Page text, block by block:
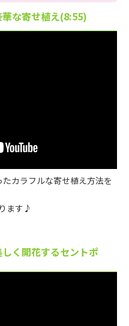
な寄せ植え(8:55)
カラフルな寄せ植え方法を
ます♪
く開花するセントポ